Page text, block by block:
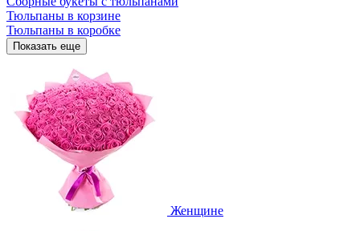
Тюльпаны в корзине
Тюльпаны в коробке
Показать еще
Женщине